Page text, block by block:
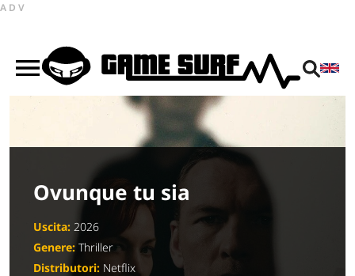
ADV
Ovunque tu sia
Uscita: 2026
Genere: Thriller
Distributori: Netflix